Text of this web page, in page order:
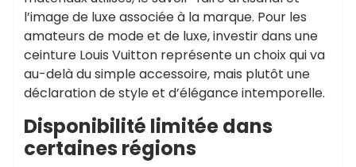
l’image de luxe associée à la marque. Pour les
amateurs de mode et de luxe, investir dans une
ceinture Louis Vuitton représente un choix qui va
au-delà du simple accessoire, mais plutôt une
déclaration de style et d’élégance intemporelle.
Disponibilité limitée dans
certaines régions